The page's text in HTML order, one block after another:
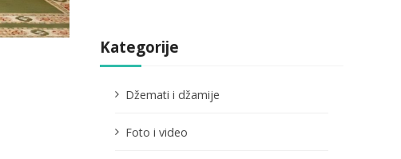
Kategorije
Džemati i džamije
Foto i video